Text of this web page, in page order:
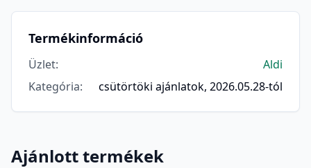
Termékinformáció
Üzlet:
Aldi
Kategória: csütörtöki ajánlatok, 2026.05.28-tól
Ajánlott termékek